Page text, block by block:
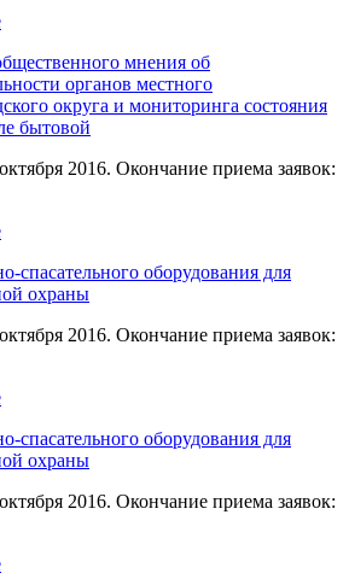
мнения об
органов местного
округа и мониторинга состояния
бытовой
2016. Окончание приема заявок:
спасательного оборудования для
охраны
2016. Окончание приема заявок:
спасательного оборудования для
охраны
2016. Окончание приема заявок: